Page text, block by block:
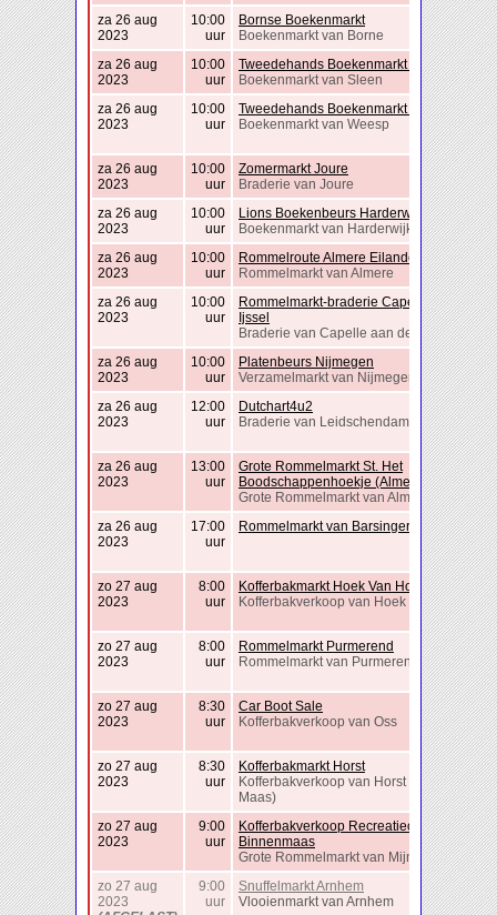
za 26 aug
2023
10:00
uur
Bornse Boekenmarkt
Boekenmarkt van Borne
za 26 aug
2023
10:00
uur
Tweedehands Boekenmarkt Sleen
Boekenmarkt van Sleen
za 26 aug
2023
10:00
uur
Tweedehands Boekenmarkt Weesp
Boekenmarkt van Weesp
za 26 aug
2023
10:00
uur
Zomermarkt Joure
Braderie van Joure
za 26 aug
2023
10:00
uur
Lions Boekenbeurs Harderwijk
Boekenmarkt van Harderwijk
za 26 aug
2023
10:00
uur
Rommelroute Almere Eilandenbuurt
Rommelmarkt van Almere
za 26 aug
2023
10:00
uur
Rommelmarkt-braderie Capelle Aan Den
Ijssel
Braderie van Capelle aan den IJssel
za 26 aug
2023
10:00
uur
Platenbeurs Nijmegen
Verzamelmarkt van Nijmegen
za 26 aug
2023
12:00
uur
Dutchart4u2
Braderie van Leidschendam
za 26 aug
2023
13:00
uur
Grote Rommelmarkt St. Het
Boodschappenhoekje (Almere)
Grote Rommelmarkt van Almere-Haven
za 26 aug
2023
17:00
uur
Rommelmarkt van Barsingerhorn
zo 27 aug
2023
8:00
uur
Kofferbakmarkt Hoek Van Holland
Kofferbakverkoop van Hoek van Holland
zo 27 aug
2023
8:00
uur
Rommelmarkt Purmerend
Rommelmarkt van Purmerend
zo 27 aug
2023
8:30
uur
Car Boot Sale
Kofferbakverkoop van Oss
zo 27 aug
2023
8:30
uur
Kofferbakmarkt Horst
Kofferbakverkoop van Horst (Horst aan de
Maas)
zo 27 aug
2023
9:00
uur
Kofferbakverkoop Recreatieoord
Binnenmaas
Grote Rommelmarkt van Mijnsheerenland
zo 27 aug
2023
9:00
uur
Snuffelmarkt Arnhem
Vlooienmarkt van Arnhem